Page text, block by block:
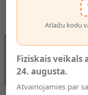
Atlaižu kodu
Fiziskais veikals
24. augusta.
Atvainojamies par